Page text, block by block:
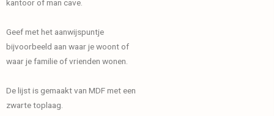
kantoor of man cave.
Geef met het aanwijspuntje
bijvoorbeeld aan waar je woont of
waar je familie of vrienden wonen.
De lijst is gemaakt van MDF met een
zwarte toplaag.